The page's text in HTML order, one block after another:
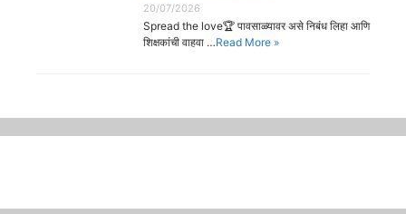
20/07/2026
Spread the love🏆 पावसाळ्यावर असे निबंध लिहा आणि
शिक्षकांची वाहवा …Read More »